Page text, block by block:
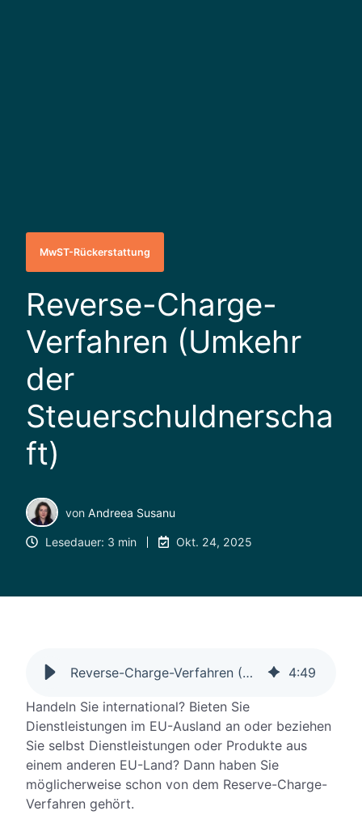
MwST-Rückerstattung
Reverse-Charge-
Verfahren (Umkehr
der
Steuerschuldnerscha
ft)
von Andreea Susanu
Lesedauer: 3 min Okt. 24, 2025
Reverse-Charge-Verfahren (Umkehr der Steuerschuldnerschaft) 4:49
Handeln Sie international? Bieten Sie
Dienstleistungen im EU-Ausland an oder beziehen
Sie selbst Dienstleistungen oder Produkte aus
einem anderen EU-Land? Dann haben Sie
möglicherweise schon von dem Reserve-Charge-
Verfahren gehört.